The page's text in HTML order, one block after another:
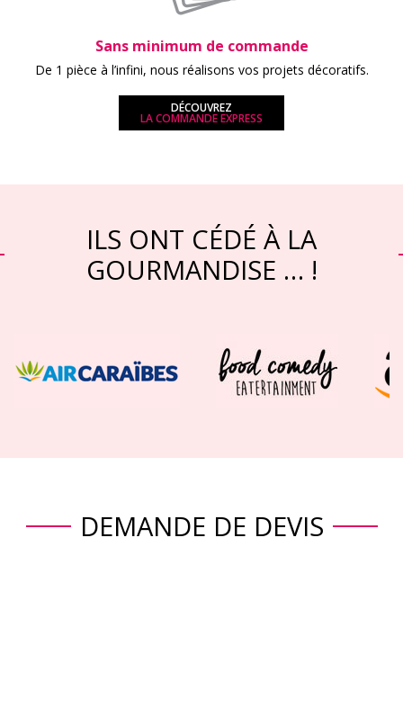
Sans minimum de commande
De 1 pièce à l’infini, nous réalisons vos projets décoratifs.
DÉCOUVREZ
LA COMMANDE EXPRESS
ILS ONT CÉDÉ À LA
GOURMANDISE … !
DEMANDE DE DEVIS